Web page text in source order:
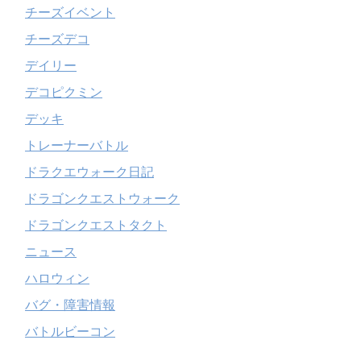
チーズイベント
チーズデコ
デイリー
デコピクミン
デッキ
トレーナーバトル
ドラクエウォーク日記
ドラゴンクエストウォーク
ドラゴンクエストタクト
ニュース
ハロウィン
バグ・障害情報
バトルビーコン